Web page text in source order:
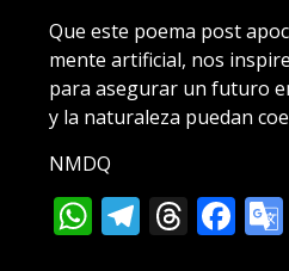
Que este poema post
mente artificial, nos
para asegurar un futuro
y la naturaleza puedan
NMDQ
WhatsApp